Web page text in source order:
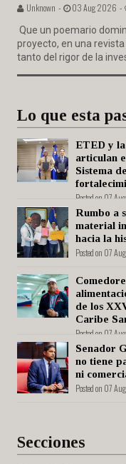
Unknown - 03 Aug 2026 -
Que un poemario
proyecto, en una
tanto del rigor de la
Lo que esta
ETED y
articulan
Sistema
Posted on 07
Rumbo a
material
hacia la
Posted on 07
de los
Caribe
Posted on 07
Senador
no tiene
ni
Posted on 07
Secciones